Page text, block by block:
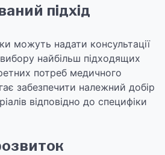
підхід
можуть надати консультації
найбільш підходящих
потреб медичного
забезпечити належний добір
відповідно до специфіки